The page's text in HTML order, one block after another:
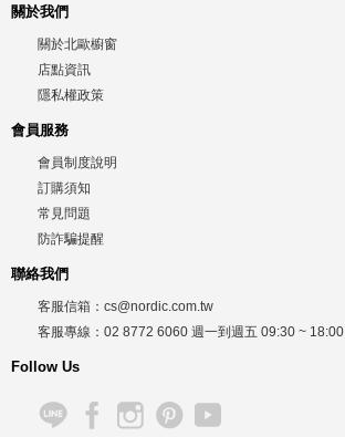
關於我們
關於北歐櫥窗
店點資訊
隱私權政策
會員服務
會員制度說明
訂購須知
常見問題
防詐騙提醒
聯絡我們
客服信箱： cs@nordic.com.tw
客服專線： 02 8772 6060 週一到週五 09:30 ~ 18:00
Follow Us